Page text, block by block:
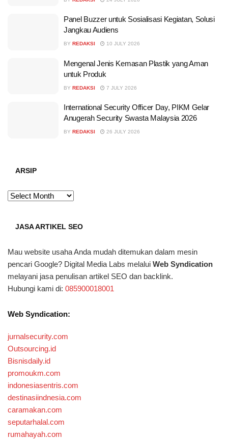
Panel Buzzer untuk Sosialisasi Kegiatan, Solusi
Jangkau Audiens
BY REDAKSI 10 JULY 2026
Mengenal Jenis Kemasan Plastik yang Aman
untuk Produk
BY REDAKSI 7 JULY 2026
International Security Officer Day, PIKM Gelar
Anugerah Security Swasta Malaysia 2026
BY REDAKSI 26 JULY 2026
ARSIP
ARSIP
JASA ARTIKEL SEO
Mau website usaha Anda mudah ditemukan dalam mesin
pencari Google? Digital Media Labs melalui Web Syndication
melayani jasa penulisan artikel SEO dan backlink.
Hubungi kami di: 085900018001
Web Syndication:
jurnalsecurity.com
Outsourcing.id
Bisnisdaily.id
promoukm.com
indonesiasentris.com
destinasiindnesia.com
caramakan.com
seputarhalal.com
rumahayah.com